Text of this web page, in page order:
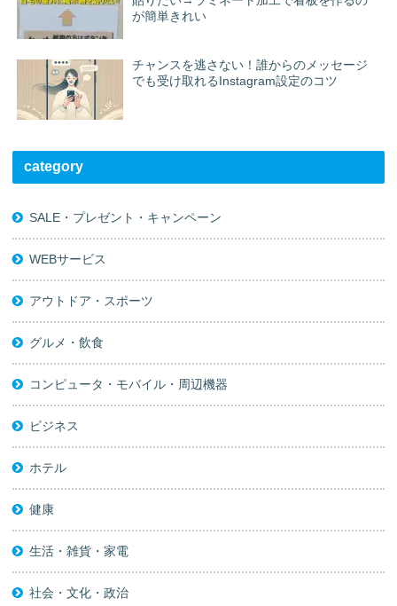
が簡単きれい
チャンスを逃さない！誰からのメッセージ
でも受け取れるInstagram設定のコツ
category
SALE・プレゼント・キャンペーン
WEBサービス
アウトドア・スポーツ
グルメ・飲食
コンピュータ・モバイル・周辺機器
ビジネス
ホテル
健康
生活・雑貨・家電
社会・文化・政治